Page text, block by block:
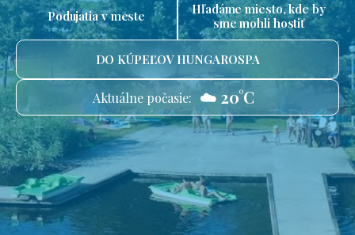
Podujatia v meste
Hľadáme miesto, kde by
sme mohli hostiť
DO KÚPEĽOV HUNGAROSPA
Aktuálne počasie: ☁️ 20°C